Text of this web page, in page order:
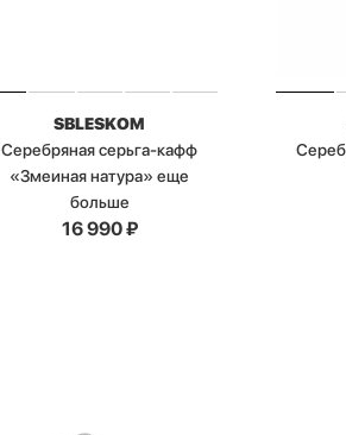
SBLESKOM
Серебряная серьга-кафф
«Змеиная натура» еще
больше
16 990₽